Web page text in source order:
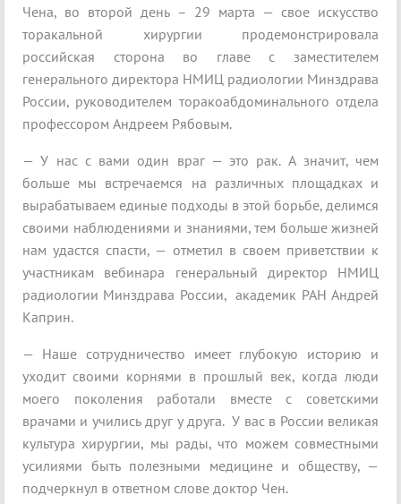
Чена, во второй день – 29 марта — свое искусство
торакальной хирургии продемонстрировала
российская сторона во главе с заместителем
генерального директора НМИЦ радиологии Минздрава
России, руководителем торакоабдоминального отдела
профессором Андреем Рябовым.
— У нас с вами один враг — это рак. А значит, чем
больше мы встречаемся на различных площадках и
вырабатываем единые подходы в этой борьбе, делимся
своими наблюдениями и знаниями, тем больше жизней
нам удастся спасти, — отметил в своем приветствии к
участникам вебинара генеральный директор НМИЦ
радиологии Минздрава России, академик РАН Андрей
Каприн.
— Наше сотрудничество имеет глубокую историю и
уходит своими корнями в прошлый век, когда люди
моего поколения работали вместе с советскими
врачами и учились друг у друга. У вас в России великая
культура хирургии, мы рады, что можем совместными
усилиями быть полезными медицине и обществу, —
подчеркнул в ответном слове доктор Чен.